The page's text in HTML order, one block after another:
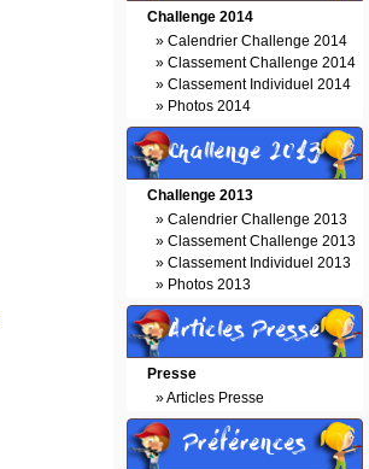
Challenge 2014
» Calendrier Challenge 2014
» Classement Challenge 2014
» Classement Individuel 2014
» Photos 2014
Challenge 2013
Challenge 2013
» Calendrier Challenge 2013
» Classement Challenge 2013
» Classement Individuel 2013
» Photos 2013
Articles Presse
Presse
»Articles Presse
Préférences